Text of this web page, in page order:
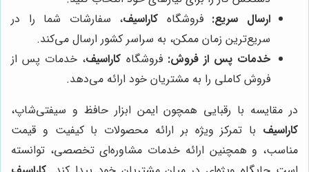
ارسال سریع: فروشگاه کاراسیف، سفارشات شما را در
سریع‌ترین زمان ممکن، به سراسر کشور ارسال می‌کند.
خدمات پس از فروش: فروشگاه کاراسیف، خدمات پس از
فروش کاملی را به مشتریان خود ارائه می‌دهد.
در مقایسه با رقبایی همچون ایمن ابزار حافظ و سیفتی‌شاپ،
کاراسیف با تمرکز ویژه بر ارائه محصولات با کیفیت و قیمت
مناسب، و همچنین ارائه خدمات مشاوره‌ای تخصصی، توانسته